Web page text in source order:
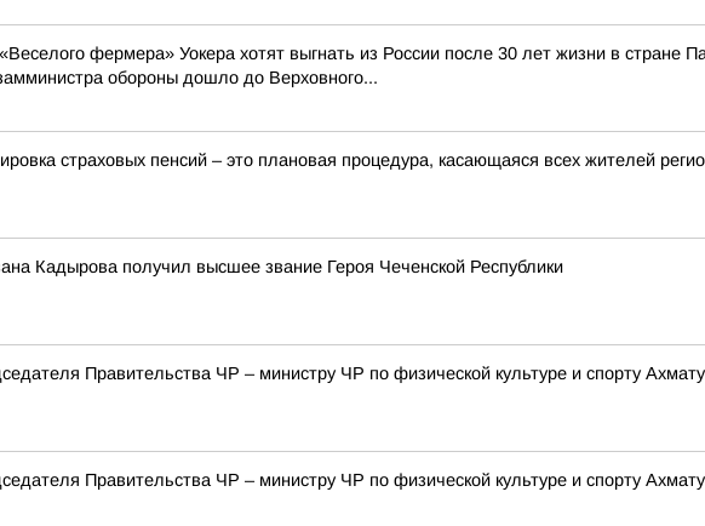
фермера» Уокера хотят выгнать из России после 30 лет жизни в
обороны дошло до Верховного...
страховых пенсий – это плановая процедура, касающаяся всех жителей
Кадырова получил высшее звание Героя Чеченской Республики
Правительства ЧР – министру ЧР по физической культуре и спорту
Правительства ЧР – министру ЧР по физической культуре и спорту